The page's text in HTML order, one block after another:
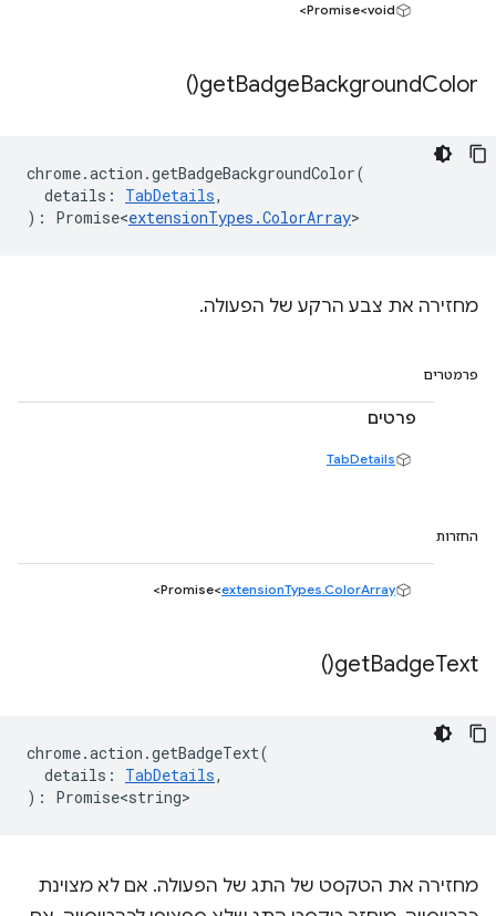
Promise<void>
getBadgeBackgroundColor(
)
chrome.action .getBadgeBackgroundColor(
details : TabDetails,
) : Promise<extensionTypes .ColorArray>
מחזירה את צבע הרקע של הפעולה.
פרמטרים
פרטים
TabDetails
החזרות
Promise<extensionTypes.ColorArray
>
getBadgeText(
)
chrome.action .getBadgeText(
details : TabDetails,
) : Promise<string>
מחזירה את הטקסט של התג של הפעולה. אם לא מצוינת